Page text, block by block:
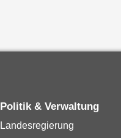
Politik & Verwaltung
Landesregierung